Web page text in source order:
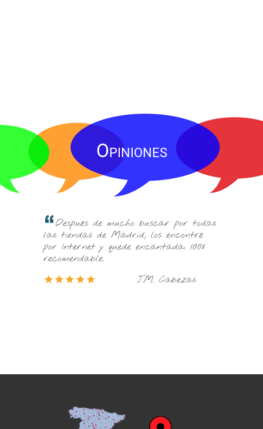
Opiniones
Después de mucho buscar por todas
las tiendas de Madrid, los encontré
por Internet y quede encantada. 100%
recomendable.
J.M. Cabezas